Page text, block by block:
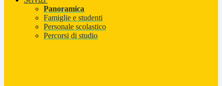
Panoramica
Famiglie e studenti
Personale scolastico
Percorsi di studio